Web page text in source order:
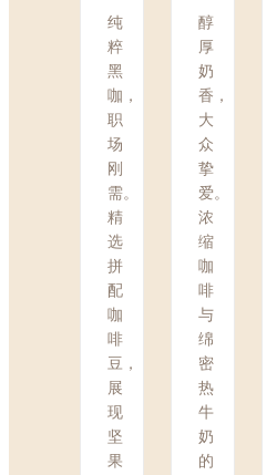
纯
粹
黑
咖，
职
场
刚
需。
精
选
拼
配
咖
啡
豆，
展
现
坚
果
醇
厚
奶
香，
大
众
挚
爱。
浓
缩
咖
啡
与
绵
密
热
牛
奶
的